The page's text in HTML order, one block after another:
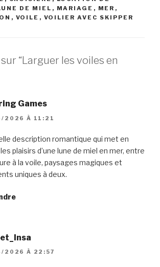
DE MIEL , MARIAGE , MER ,
, VOILE , VOILIER AVEC SKIPPER
“Larguer les voiles en
Games
2026 À 11:21
description romantique qui met en
plaisirs d’une lune de miel en mer, entre
à la voile, paysages magiques et
uniques à deux.
2026 À 22:57